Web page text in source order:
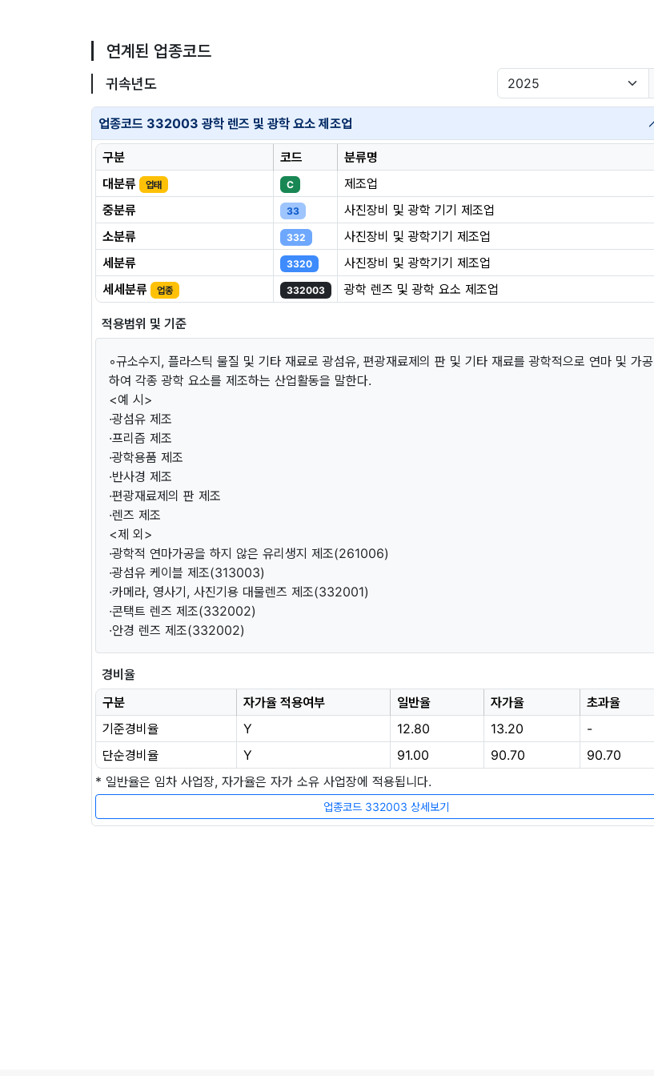
연계된 업종코드
귀속년도
업종코드 332003 광학 렌즈 및 광학 요소 제조업
구분 코드
분류명
대분류
업태 C
제조업
중분류
33
사진장비 및 광학 기기 제조업
소분류
332
사진장비 및 광학기기 제조업
세분류
3320
사진장비 및 광학기기 제조업
세세분류
업종 332003 광학 렌즈 및 광학 요소 제조업
적용범위 및 기준
◦규소수지, 플라스틱 물질 및 기타 재료로 광섬유, 편광재료제의 판 및 기타 재료를 광학적으로 연마 및 가공
하여 각종 광학 요소를 제조하는 산업활동을 말한다.
<예 시>
·광섬유 제조
·프리즘 제조
·광학용품 제조
·반사경 제조
·편광재료제의 판 제조
·렌즈 제조
<제 외>
·광학적 연마가공을 하지 않은 유리생지 제조(261006)
·광섬유 케이블 제조(313003)
·카메라, 영사기, 사진기용 대물렌즈 제조(332001)
·콘택트 렌즈 제조(332002)
·안경 렌즈 제조(332002)
경비율
구분
자가율 적용여부 일반율 자가율
초과율
기준경비율
Y 12.80 13.20
-
단순경비율
Y 91.00 90.70
90.70
* 일반율은 임차 사업장, 자가율은 자가 소유 사업장에 적용됩니다.
업종코드 332003 상세보기